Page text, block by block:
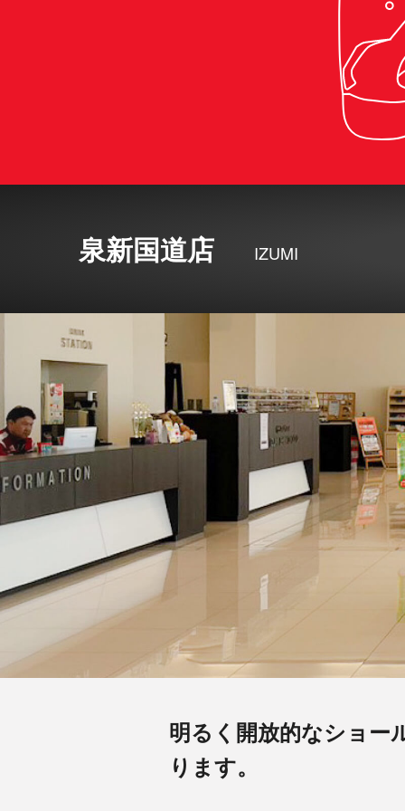
泉新国道店 IZUMI
明るく開放的なショー
ります。